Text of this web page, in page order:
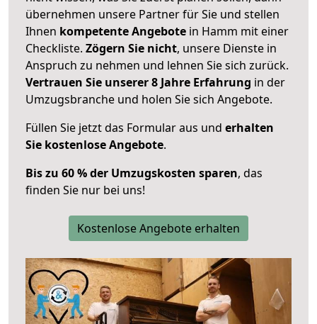
übernehmen unsere Partner für Sie und stellen
Ihnen kompetente Angebote in Hamm mit einer
Checkliste. Zögern Sie nicht, unsere Dienste in
Anspruch zu nehmen und lehnen Sie sich zurück.
Vertrauen Sie unserer 8 Jahre Erfahrung in der
Umzugsbranche und holen Sie sich Angebote.
Füllen Sie jetzt das Formular aus und erhalten
Sie kostenlose Angebote.
Bis zu 60 % der Umzugskosten sparen, das
finden Sie nur bei uns!
Kostenlose Angebote erhalten